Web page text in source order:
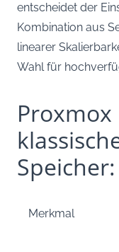
entscheidet der
Kombination aus
linearer
Wahl für
Proxmox
Merkmal